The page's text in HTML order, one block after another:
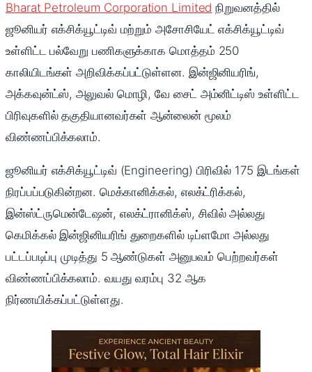
Bharat Petroleum Corporation Limited நிறுவனத்தில்
ஜூனியர் எக்சிக்யூட்டிவ் மற்றும் அசோசியேட் எக்சிக்யூட்டிவ்
உள்ளிட்ட பல்வேறு பணிகளுக்காக மொத்தம் 250
காலியிடங்கள் அறிவிக்கப்பட்டுள்ளன. இன்ஜினியரிங்,
அக்கவுன்ட்ஸ், அலுவல் மொழி, வே சைட் அம்னிட்டிஸ் உள்ளிட்ட
பிரிவுகளில் தகுதியானவர்கள் ஆன்லைன் மூலம்
விண்ணப்பிக்கலாம்.
ஜூனியர் எக்சிக்யூட்டிவ் (Engineering) பிரிவில் 175 இடங்கள்
நிரப்பப்படுகின்றன. மெக்கானிக்கல், எலக்ட்ரிக்கல்,
இன்ஸ்ட்ருமென்டேஷன், எலக்ட்ரானிக்ஸ், சிவில் அல்லது
கெமிக்கல் இன்ஜினியரிங் துறைகளில் டிப்ளமோ அல்லது
பட்டப்படிப்பு முடித்து 5 ஆண்டுகள் அனுபவம் பெற்றவர்கள்
விண்ணப்பிக்கலாம். வயது வரம்பு 32 ஆக
நிர்ணயிக்கப்பட்டுள்ளது.